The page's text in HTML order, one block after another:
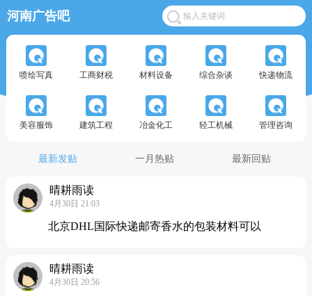
河南广告吧
喷绘写真 工商财税 材料设备 综合杂谈 快递物流
美容服饰 建筑工程 冶金化工 轻工机械 管理咨询
最新发贴 一月热贴 最新回贴
晴耕雨读
4月30日 21:03
北京DHL国际快递邮寄香水的包装材料可以
晴耕雨读
4月30日 20:56